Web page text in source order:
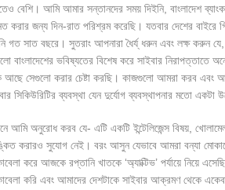
বেশি। আমি আমার সন্তানদের সময় দিইনি, বাংলাদেশ
করার জন্য দিন-রাত পরিশ্রম করেছি। যতবার দেশের বাইরে
গত সাত বছরে। সুতরাং আপনারা ধৈর্য্ ধরুন এবং লক্ষ করুন
বাংলাদেশের ভবিষ্যতের বিশেষ করে সাইবার নিরাপত্তাতে
আছে সেগুলো করার চেষ্টা করছি। কাজগুলো আমরা করব এবং
সিকিউরিটির ব্যবস্থা যেন দুর্যোগ ব্যবস্থাপনার মতো একটা
আমি অনুরোধ করব যে- এটি একটি ইন্টেলিজেন্স বিষয়,
করারও সুযোগ নেই। বরং আসুন যেভাবে আমরা বন্যা
করে আজকে রপ্তানি খাতকে ‘অ্যাক্টিভ’ পর্যায়ে নিয়ে
করি এবং আমাদের দেশটাকে সাইবার আক্রমণ থেকে